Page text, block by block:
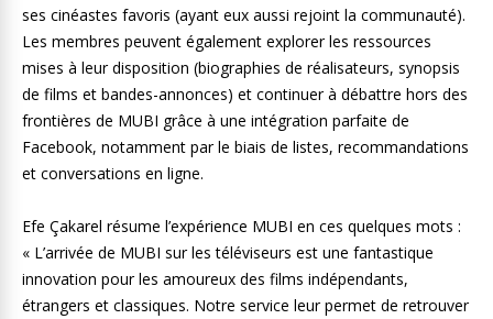
ses cinéastes favoris (ayant eux aussi rejoint la communauté).
Les membres peuvent également explorer les ressources
mises à leur disposition (biographies de réalisateurs, synopsis
de films et bandes-annonces) et continuer à débattre hors des
frontières de MUBI grâce à une intégration parfaite de
Facebook, notamment par le biais de listes, recommandations
et conversations en ligne.
Efe Çakarel résume l’expérience MUBI en ces quelques mots :
« L’arrivée de MUBI sur les téléviseurs est une fantastique
innovation pour les amoureux des films indépendants,
étrangers et classiques. Notre service leur permet de retrouver